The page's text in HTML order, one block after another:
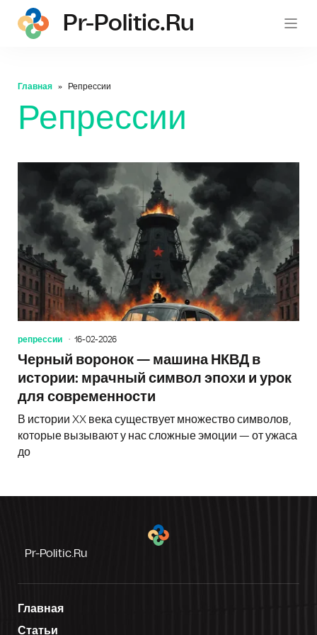
pr-
Pr-Politic.ru
Главная Репрессии
Репрессии
репрессии 16-02-2026
Черный воронок — машина НКВД в
истории: мрачный символ эпохи и урок
для современности
В истории XX века существует множество символов,
которые вызывают у нас сложные эмоции — от ужаса
до
Pr-Politic.ru
Главная
Статьи